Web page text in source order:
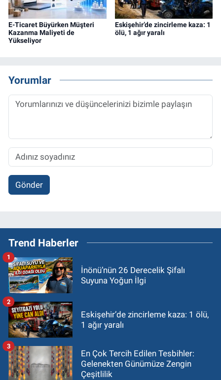
E-Ticaret Büyürken Müşteri
Kazanma Maliyeti de
Yükseliyor
Eskişehir’de zincirleme kaza: 1
ölü, 1 ağır yaralı
Yorumlar
Gönder
Trend Haberler
İnönü’nün 26 Derecelik Şifalı
Suyuna Yoğun İlgi
1
Eskişehir’de zincirleme kaza: 1 ölü,
1 ağır yaralı
2
En Çok Tercih Edilen Tesbihler:
Gelenekten Günümüze Zengin
Çeşitlilik
3